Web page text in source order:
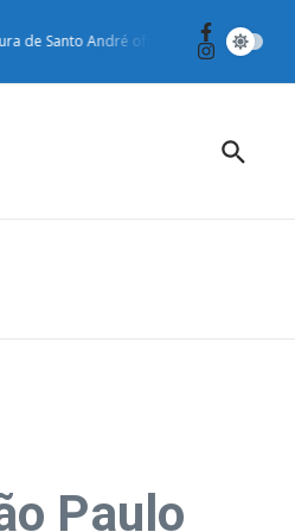
André oferecem curso gratuito de
Paulo